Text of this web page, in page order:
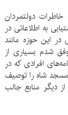
دولتمردان
به اطلاعاتی در
این حوزه مانند
شدم بسیاری از
افرادی که در
مسجد شاه را توصیف
دیگر منابع جالب